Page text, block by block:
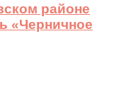
районе
«Черничное